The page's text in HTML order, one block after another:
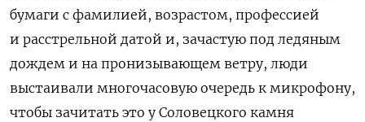
бумаги с фамилией, возрастом, профессией
и расстрельной датой и, зачастую под ледяным
дождем и на пронизывающем ветру, люди
выстаивали многочасовую очередь к микрофону,
чтобы зачитать это у Соловецкого камня